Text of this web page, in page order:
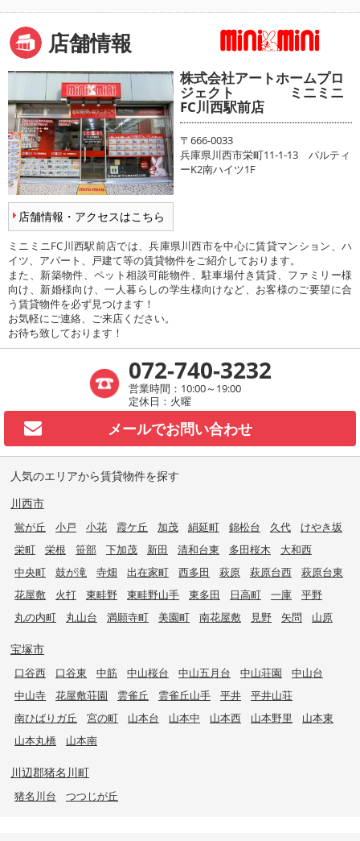
店舗情報
店舗情報・アクセスはこちら
株式会社アートホームプロ
ジェクト ミニミニ
FC川西駅前店
〒666-0033
兵庫県川西市栄町11-1-13 パルティ
ーK2南ハイツ1F
ミニミニFC川西駅前店では、兵庫県川西市を中心に賃貸マンション、ハ
イツ、アパート、戸建て等の賃貸物件をご紹介しております。
また、新築物件、ペット相談可能物件、駐車場付き賃貸、ファミリー様
向け、新婚様向け、一人暮らしの学生様向けなど、お客様のご要望に合
う賃貸物件を必ず見つけます！
お気軽にご連絡、ご来店ください。
お待ち致しております！
072-740-3232
営業時間：10:00～19:00
定休日：火曜
メールでお問い合わせ
人気のエリアから賃貸物件を探す
川西市
鴬が丘 小戸 小花 霞ケ丘 加茂 絹延町 錦松台 久代
けやき坂
栄町
栄根 笹部 下加茂 新田 清和台東 多田桜木
大和西
中央町
鼓が滝 寺畑 出在家町 西多田 萩原 萩原台西
萩原台東
花屋敷
火打 東畦野 東畦野山手 東多田 日高町 一庫
平野
丸の内町
丸山台 満願寺町 美園町 南花屋敷 見野 矢問 山原
宝塚市
口谷西 口谷東 中筋 中山桜台 中山五月台 中山荘園
中山台
中山寺
花屋敷荘園 雲雀丘 雲雀丘山手 平井
平井山荘
南ひばりガ丘
宮の町 山本台 山本中 山本西 山本野里
山本東
山本丸橋
山本南
川辺郡猪名川町
猪名川台 つつじが丘